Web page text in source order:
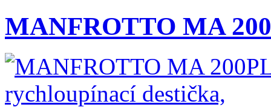
MANFROTTO MA